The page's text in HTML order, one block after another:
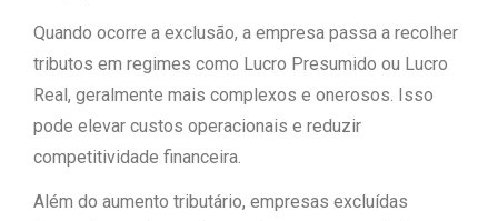
Quando ocorre a exclusão, a empresa passa a recolher
tributos em regimes como Lucro Presumido ou Lucro
Real, geralmente mais complexos e onerosos. Isso
pode elevar custos operacionais e reduzir
competitividade financeira.
Além do aumento tributário, empresas excluídas